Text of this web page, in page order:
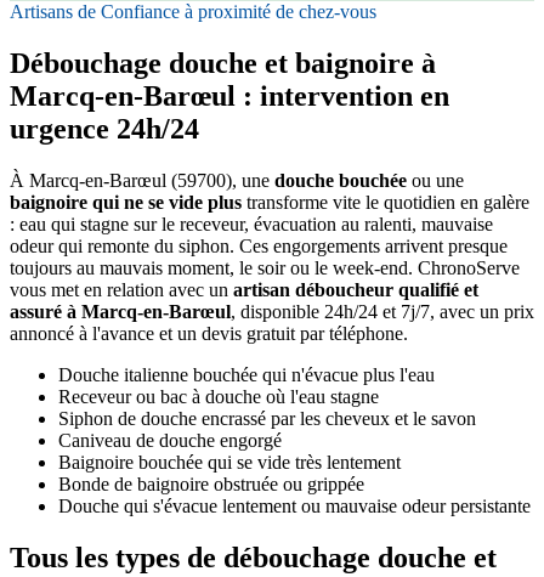
Artisans de Confiance à proximité de chez-vous
Débouchage douche et baignoire à
Marcq-en-Barœul : intervention en
urgence 24h/24
À Marcq-en-Barœul (59700), une douche bouchée ou une
baignoire qui ne se vide plus transforme vite le quotidien en galère
: eau qui stagne sur le receveur, évacuation au ralenti, mauvaise
odeur qui remonte du siphon. Ces engorgements arrivent presque
toujours au mauvais moment, le soir ou le week-end. ChronoServe
vous met en relation avec un artisan déboucheur qualifié et
assuré à Marcq-en-Barœul, disponible 24h/24 et 7j/7, avec un prix
annoncé à l'avance et un devis gratuit par téléphone.
Douche italienne bouchée qui n'évacue plus l'eau
Receveur ou bac à douche où l'eau stagne
Siphon de douche encrassé par les cheveux et le savon
Caniveau de douche engorgé
Baignoire bouchée qui se vide très lentement
Bonde de baignoire obstruée ou grippée
Douche qui s'évacue lentement ou mauvaise odeur persistante
Tous les types de débouchage douche et